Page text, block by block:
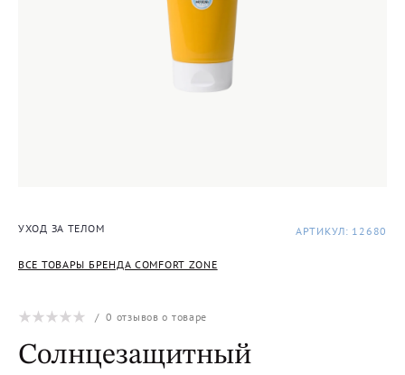
УХОД ЗА ТЕЛОМ
ВСЕ ТОВАРЫ БРЕНДА COMFORT ZONE
АРТИКУЛ: 12680
/0 отзывов о товаре
Солнцезащитный